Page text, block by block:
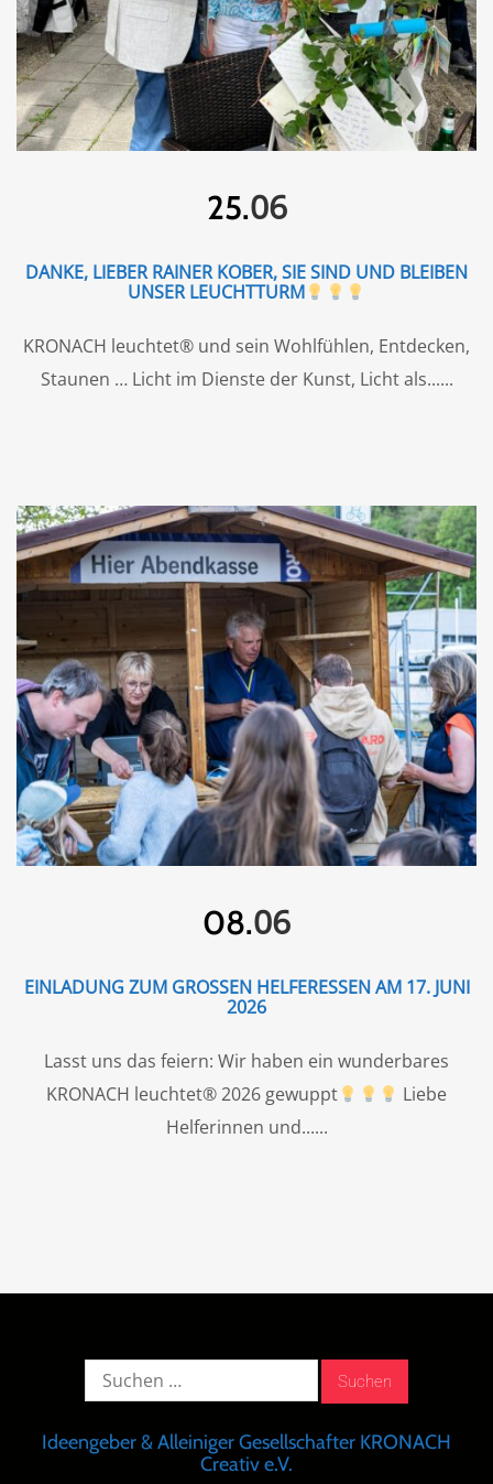
25.06
DANKE, LIEBER RAINER KOBER, SIE SIND UND BLEIBEN
UNSER LEUCHTTURM
KRONACH leuchtet® und sein Wohlfühlen, Entdecken,
Staunen … Licht im Dienste der Kunst, Licht als...
08.06
EINLADUNG ZUM GROSSEN HELFERESSEN AM 17. JUNI 2
026
Lasst uns das feiern: Wir haben ein wunderbares
KRONACH leuchtet® 2026 gewuppt
Liebe
Helferinnen und...
Suche
Ideengeber & Alleiniger Gesellschafter KRONACH
Creativ e.V.